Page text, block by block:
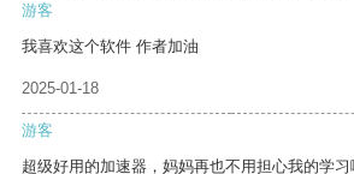
游客
我喜欢这个软件 作者加油
2025-01-18
游客
超级好用的加速器，妈妈再也不用担心我的学习